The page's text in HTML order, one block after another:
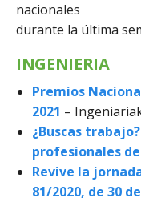
nacionales
durante la última
INGENIERIA
Premios
2021 –
¿Buscas
profesionales
Revive la
81/2020, de 30